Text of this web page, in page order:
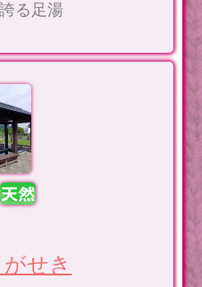
る足湯
せき